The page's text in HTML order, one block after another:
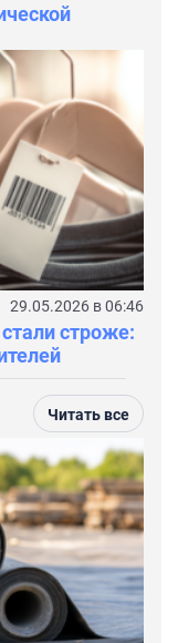
29.05.2026 в 06:46
строже:
Читать все